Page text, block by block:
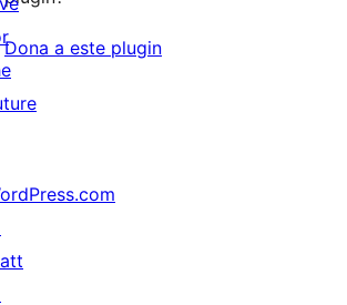
Dona a este plugin